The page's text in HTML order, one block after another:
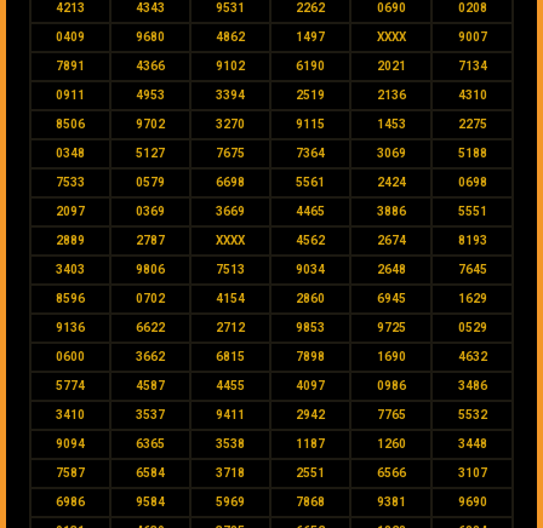
4213 4343 9531 2262 0690 0208
0409 9680 4862 1497 XXXX 9007
7891 4366 9102 6190 2021 7134
0911 4953 3394 2519 2136 4310
8506 9702 3270 9115 1453 2275
0348 5127 7675 7364 3069 5188
7533 0579 6698 5561 2424 0698
2097 0369 3669 4465 3886 5551
2889 2787 XXXX 4562 2674 8193
3403 9806 7513 9034 2648 7645
8596 0702 4154 2860 6945 1629
9136 6622 2712 9853 9725 0529
0600 3662 6815 7898 1690 4632
5774 4587 4455 4097 0986 3486
3410 3537 9411 2942 7765 5532
9094 6365 3538 1187 1260 3448
7587 6584 3718 2551 6566 3107
6986 9584 5969 7868 9381 9690